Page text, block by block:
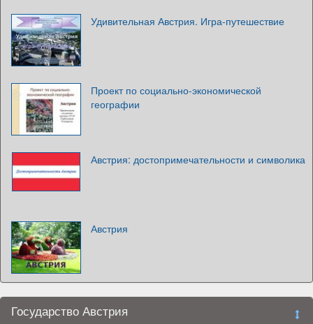
Удивительная Австрия. Игра-путешествие
Проект по социально-экономической
географии
Австрия: достопримечательности и символика
Австрия
Государство Австрия